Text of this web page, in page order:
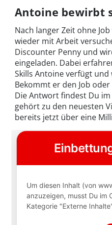
Antoine bewirbt
Nach langer Zeit ohne
wieder mit Arbeit
Discounter Penny und
eingeladen. Dabei
Skills Antoine verfügt
Bekommt er den Job
Die Antwort findest Du
gehört zu den neuesten
bereits jetzt über eine